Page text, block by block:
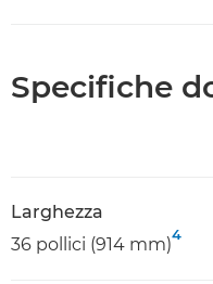
Specifiche
Larghezza
36 pollici (914 mm)
4